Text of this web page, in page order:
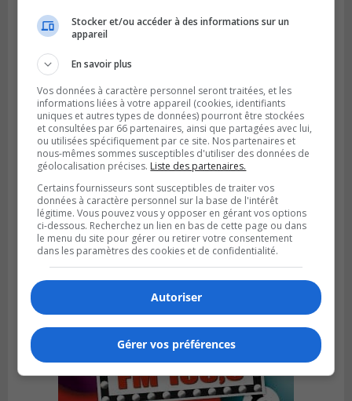
SAINT-CATHERINE
Publié le 30 juillet 2026 à 07h58
Sainte-Catherine prolonge son aide
financière au Complexe Le Partage
Stocker et/ou accéder à des informations sur un
appareil
En savoir plus
Vos données à caractère personnel seront traitées, et les
informations liées à votre appareil (cookies, identifiants
uniques et autres types de données) pourront être stockées
et consultées par 66 partenaires, ainsi que partagées avec lui,
ou utilisées spécifiquement par ce site. Nos partenaires et
nous-mêmes sommes susceptibles d'utiliser des données de
géolocalisation précises. Liste des partenaires.
Certains fournisseurs sont susceptibles de traiter vos
données à caractère personnel sur la base de l'intérêt
légitime. Vous pouvez vous y opposer en gérant vos options
ci-dessous. Recherchez un lien en bas de cette page ou dans
le menu du site pour gérer ou retirer votre consentement
dans les paramètres des cookies et de confidentialité.
Autoriser
Gérer vos préférences